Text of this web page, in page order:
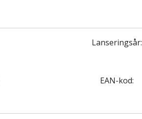
Lanseringsår:
EAN-kod: